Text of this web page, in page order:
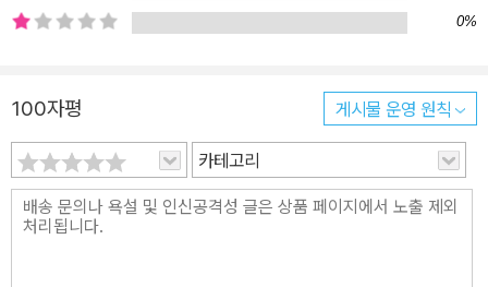
별 복습용 MP3 - 청해 복습용/실전모의고사 복습용 ③ 고사장 소음
+MP3) 5. 온라인 실전모의고사(PDF+MP3) 6. 시험 D-20 빈출
단어·문형 암기장(PDF) 7. JLPT N3 최신 기출 어휘·문형(PDF)
0%
100자평 게시물 운영 원칙
카테고리